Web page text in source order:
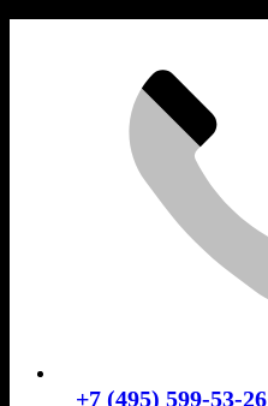
+7 (495) 599-53-26